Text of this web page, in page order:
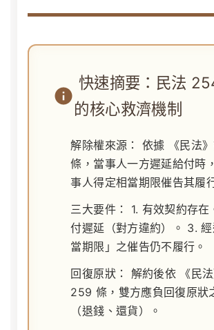
快速摘要：民法
的核心救濟機制
解除權來源： 依據
《民法
條 ，當事人一方遲延給付時
事人得定相當期限催告其履
三大要件：
1. 有效契約存
付遲延（對方違約）。 3. 經
當期限」之催告仍不履行。
回復原狀：
解約後依
《民
259 條 ，雙方應負回復原狀
（退錢、還貨）。